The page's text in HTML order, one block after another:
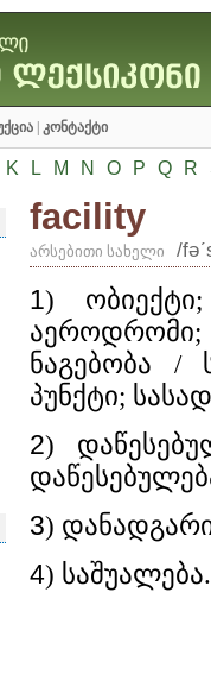
კონტაქტი
K L M N O P Q R
facility
არსებითი სახელი /
1)
ნაგებობა /
პუნქტი;
2)
3)
4) საშუალება.